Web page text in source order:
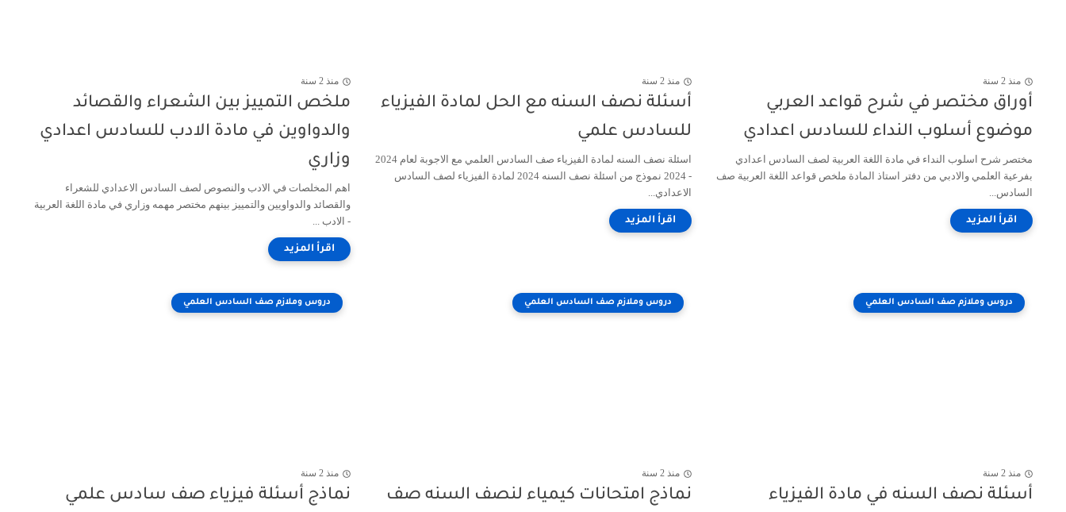
منذ 2 سنة
أوراق مختصر في شرح قواعد العربي
موضوع أسلوب النداء للسادس اعدادي
مختصر شرح اسلوب النداء في مادة اللغة العربية لصف السادس اعدادي
بفرعية العلمي والادبي من دفتر استاذ المادة ملخص قواعد اللغة العربية صف
السادس...
منذ 2 سنة
أسئلة نصف السنه مع الحل لمادة الفيزياء
للسادس علمي
اسئلة نصف السنه لمادة الفيزياء صف السادس العلمي مع الاجوبة لعام 2024
- 2024 نموذج من اسئلة نصف السنه 2024 لمادة الفيزياء لصف السادس
الاعدادي...
منذ 2 سنة
ملخص التمييز بين الشعراء والقصائد
والدواوين في مادة الادب للسادس اعدادي
وزاري
اهم المخلصات في الادب والنصوص لصف السادس الاعدادي للشعراء
والقصائد والدواويين والتمييز بينهم مختصر مهمه وزاري في مادة اللغة العربية
- الادب ...
دروس وملازم صف السادس العلمي
منذ 2 سنة
أسئلة نصف السنه في مادة الفيزياء
دروس وملازم صف السادس العلمي
منذ 2 سنة
نماذج امتحانات كيمياء لنصف السنه صف
دروس وملازم صف السادس العلمي
منذ 2 سنة
نماذج أسئلة فيزياء صف سادس علمي